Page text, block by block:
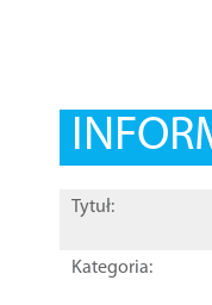
Tytuł:
Kategoria: